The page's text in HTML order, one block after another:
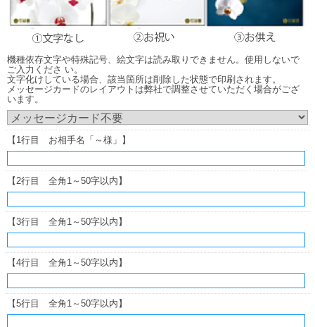
機種依存文字や特殊記号、絵文字は読み取りできません。使用しないで
ご入力くださ い。
文字化けしている場合、該当箇所は削除した状態で印刷されます。
メッセージカードのレイアウトは弊社で調整させていただく場合がござ
います。
【1行目 お相手名「～様」】
【2行目 全角1～50字以内】
【3行目 全角1～50字以内】
【4行目 全角1～50字以内】
【5行目 全角1～50字以内】